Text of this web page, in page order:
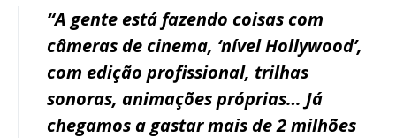
“A gente está fazendo coisas com
câmeras de cinema, ‘nível Hollywood’,
com edição profissional, trilhas
sonoras, animações próprias… Já
chegamos a gastar mais de 2 milhões